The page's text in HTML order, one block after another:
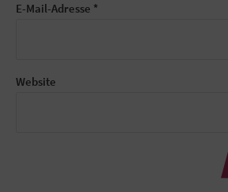
E-Mail-Adresse *
Website